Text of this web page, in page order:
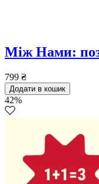
Між Нами:
799 ₴
Додати в кошик
42%